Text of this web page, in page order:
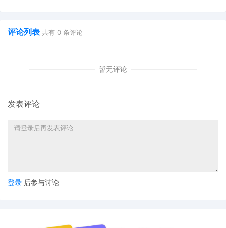
评论列表 共有 0 条评论
暂无评论
发表评论
登录 后参与讨论